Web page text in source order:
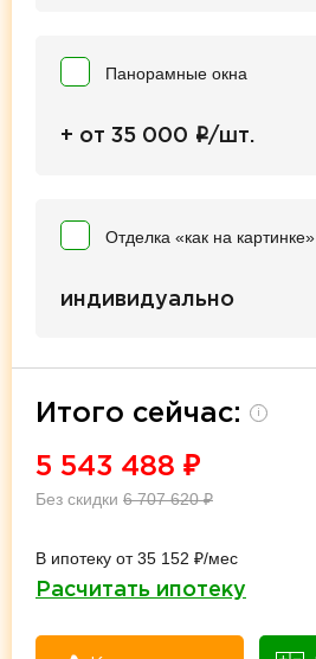
Панорамные окна
+ от 35 000 i/шт.
Отделка «как на картинке»
индивидуально
Итого сейчас: i
5 543 488 ₽
Без скидки 6 707 620₽
В ипотеку от 35 152 ₽/мес
Расчитать ипотеку